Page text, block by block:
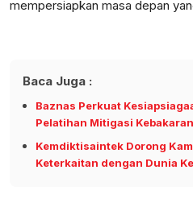
mempersiapkan masa depan
Baca Juga :
Baznas Perkuat
Pelatihan Mitigasi Kebakaran
Kemdiktisaintek Dorong
Keterkaitan dengan Dunia